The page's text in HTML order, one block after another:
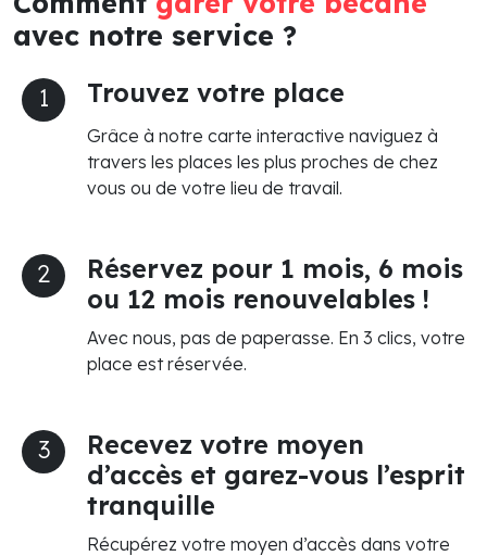
avec notre service ?
1 Trouvez votre place
Grâce à notre carte interactive naviguez à
travers les places les plus proches de chez
vous ou de votre lieu de travail.
2
Réservez pour 1 mois, 6 mois
ou 12 mois renouvelables !
Avec nous, pas de paperasse. En 3 clics, votre
place est réservée.
3
Recevez votre moyen
d’accès et garez-vous l’esprit
tranquille
Récupérez votre moyen d’accès dans votre